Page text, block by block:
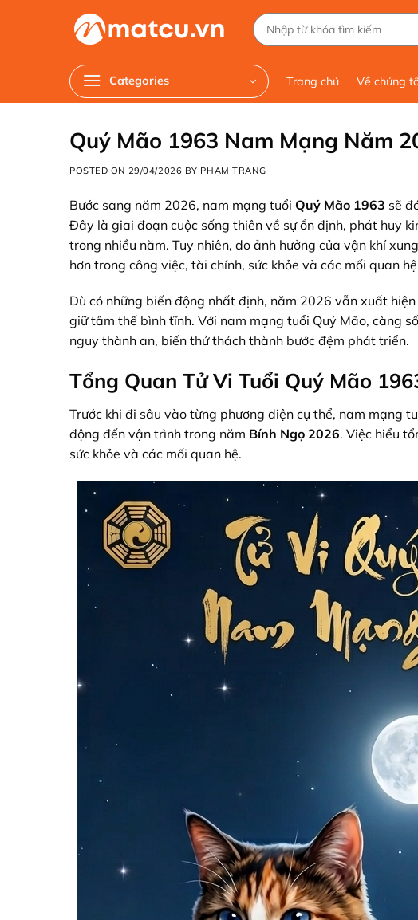
Tìm
kiếm:
Categories Trang chủ Về chúng
Quý Mão 1963 Nam Mạng Năm
POSTED ON 29/04/2026 BY PHẠM TRANG
Bước sang năm 2026, nam mạng tuổi Quý Mão 1963 sẽ
Đây là giai đoạn cuộc sống thiên về sự ổn định, phát huy
trong nhiều năm. Tuy nhiên, do ảnh hưởng của vận khí
hơn trong công việc, tài chính, sức khỏe và các mối quan
Dù có những biến động nhất định, năm 2026 vẫn xuất
giữ tâm thế bình tĩnh. Với nam mạng tuổi Quý Mão, càng
nguy thành an, biến thử thách thành bước đệm phát triển.
Tổng Quan Tử Vi Tuổi Quý Mão
Trước khi đi sâu vào từng phương diện cụ thể, nam mạng
động đến vận trình trong năm Bính Ngọ 2026. Việc hiểu
sức khỏe và các mối quan hệ.